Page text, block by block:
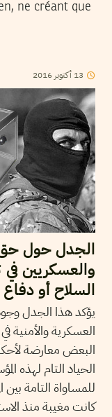
ne créant que
13 أكتوبر 2016
الجدل حول حق
والعسكريين
السلاح أو
يؤكد هذا الجدل
العسكرية والأمنية
البعض معارضة
الحياد التام لهذه
للمساواة التامة
كانت مغيبة منذ